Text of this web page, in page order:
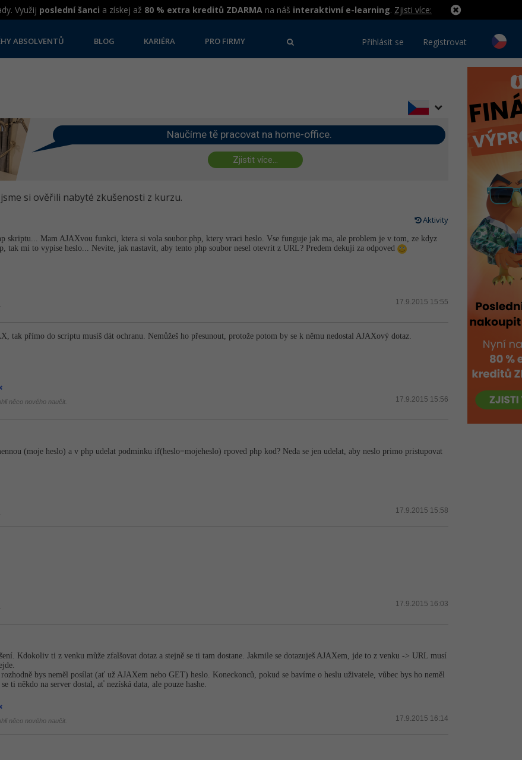
Využij poslední šanci a získej až 80 % extra kreditů ZDARMA na náš interaktivní e-learning. Zjisti více:
ABSOLVENTŮ BLOG KARIÉRA PRO FIRMY Přihlásit se Registrovat
Naučíme tě pracovat na home-office.
Zjistit více...
si ověřili nabyté zkušenosti z kurzu.
Aktivity
skriptu... Mam AJAXvou funkci, ktera si vola soubor.php, ktery vraci heslo. Vse funguje jak ma, ale problem je v tom, ze kdyz
tak mi to vypise heslo... Nevite, jak nastavit, aby tento php soubor nesel otevrit z URL? Predem dekuji za odpoved
17.9.2015 15:55
tak přímo do scriptu musíš dát ochranu. Nemůžeš ho přesunout, protože potom by se k němu nedostal AJAXový dotaz.
17.9.2015 15:56
něco nového naučit.
(moje heslo) a v php udelat podminku if(heslo=mojeheslo) rpoved php kod? Neda se jen udelat, aby neslo primo pristupovat
17.9.2015 15:58
17.9.2015 16:03
Kdokoliv ti z venku může zfalšovat dotaz a stejně se ti tam dostane. Jakmile se dotazuješ AJAXem, jde to z venku -> URL musí
bys neměl posílat (ať už AJAXem nebo GET) heslo. Koneckonců, pokud se bavíme o heslu uživatele, vůbec bys ho neměl
ti někdo na server dostal, ať nezíská data, ale pouze hashe.
17.9.2015 16:14
něco nového naučit.